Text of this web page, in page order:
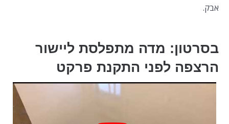
אבק.
בסרטון: מדה מתפלסת ליישור
הרצפה לפני התקנת פרקט